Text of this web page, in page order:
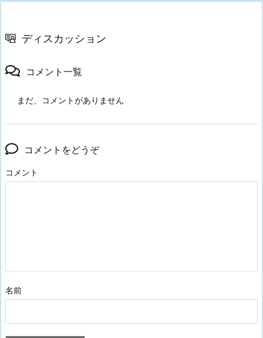
ディスカッション
コメント一覧
まだ、コメントがありません
コメントをどうぞ
コメント
名前